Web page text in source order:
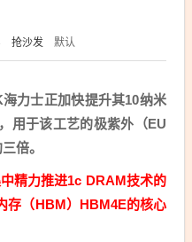
抢沙发 默认
海力士正加快提升其10纳米
用于该工艺的极紫外（EU
倍。
精力推进1c DRAM技术的
存（HBM）HBM4E的核心